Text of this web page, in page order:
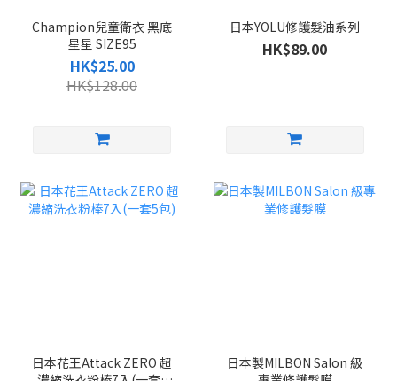
Champion兒童衛衣 黑底
星星 SIZE95
HK$25.00
HK$128.00
日本YOLU修護髮油系列
HK$89.00
日本花王Attack ZERO 超
日本製MILBON Salon 級